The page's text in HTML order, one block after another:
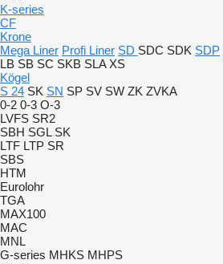
K-series
CF
Krone
Mega Liner Profi Liner SD SDC SDK SDP
LB SB SC SKB SLA XS
Kögel
S 24 SK SN SP SV SW ZK ZVKA
0-2 0-3 O-3
LVFS SR2
SBH SGL SK
LTF LTP SR
SBS
HTM
Eurolohr
TGA
MAX100
MAC
MNL
G-series MHKS MHPS